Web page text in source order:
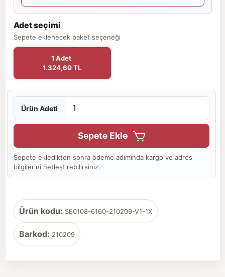
Adet seçimi
Sepete eklenecek paket seçeneği
1 Adet
1.324,60 TL
Ürün Adeti
Sepete Ekle
Sepete ekledikten sonra ödeme adımında kargo ve adres
bilgilerini netleştirebilirsiniz.
Ürün kodu: SE0108-6160-210209-V1-1X
Barkod: 210209